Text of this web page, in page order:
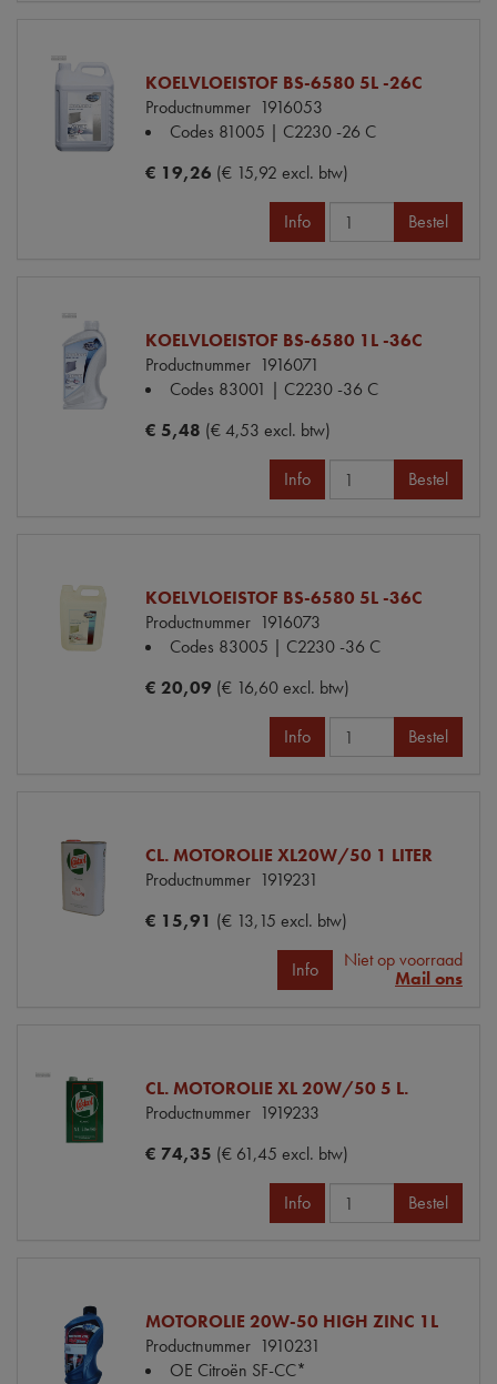
KOELVLOEISTOF BS-6580 5L -26C
Productnummer 1916053
Codes 81005 | C2230 -26 C
€ 19,26 (€ 15,92 excl. btw)
Info Bestel
KOELVLOEISTOF BS-6580 1L -36C
Productnummer 1916071
Codes 83001 | C2230 -36 C
€ 5,48 (€ 4,53 excl. btw)
Info Bestel
KOELVLOEISTOF BS-6580 5L -36C
Productnummer 1916073
Codes 83005 | C2230 -36 C
€ 20,09 (€ 16,60 excl. btw)
Info Bestel
CL. MOTOROLIE XL20W/50 1 LITER
Productnummer 1919231
€ 15,91 (€ 13,15 excl. btw)
Info
Niet op voorraad
Mail ons
CL. MOTOROLIE XL 20W/50 5 L.
Productnummer 1919233
€ 74,35 (€ 61,45 excl. btw)
Info Bestel
MOTOROLIE 20W-50 HIGH ZINC 1L
Productnummer 1910231
OE Citroën SF-CC*